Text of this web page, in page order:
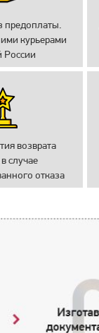
предоплаты.
курьерами
России
возврата
случае
отказа